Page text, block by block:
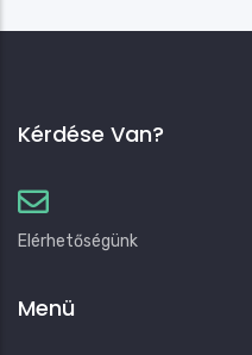
Kérdése Van?
Elérhetőségünk
Menü